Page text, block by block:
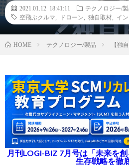
2021.01.12 18:41:11
テクノロジー/製
空飛ぶクルマ
ドローン 独自取材 イ
HOME テクノロジー/製品 【独
月刊LOGI-BIZ 7月号は「未来を
生存戦略を徹